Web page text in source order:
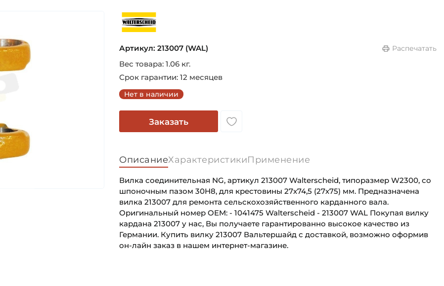
Артикул: 213007 (WAL)
Распечатать
Вес товара: 1.06 кг.
Срок гарантии: 12 месяцев
Нет в наличии
Заказать
ОписаниеХарактеристикиПрименение
Вилка соединительная NG, артикул 213007 Walterscheid, типоразмер W2300, со
шпоночным пазом 30H8, для крестовины 27х74,5 (27х75) мм. Предназначена
вилка 213007 для ремонта сельскохозяйственного карданного вала.
Оригинальный номер OEM: - 1041475 Walterscheid - 213007 WAL Покупая вилку
кардана 213007 у нас, Вы получаете гарантированно высокое качество из
Германии. Купить вилку 213007 Вальтершайд с доставкой, возможно оформив
он-лайн заказ в нашем интернет-магазине.